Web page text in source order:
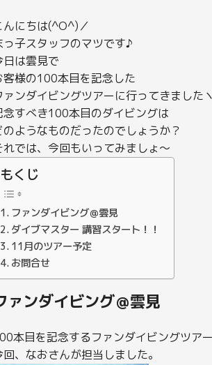
んにちは(^O^)／
っ子スタッフのマツです♪
日は雲見で
客様の100本目を記念した
ァンダイビングツアーに行ってきました
念すべき100本目のダイビングは
のようなものだったのでしょうか？
れでは、今回もいってみましょ～
もくじ
ファンダイビング＠雲見
ダイブマスター 講習スタート！！
11月のツアー予定
お問合せ
ァンダイビング＠雲見
本目を記念するファンダイビングツア
回、なおさんが担当しました。